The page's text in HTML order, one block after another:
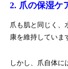
2. 爪の保湿ケ
爪も肌と同じく、
康を維持していま
しかし、爪自体に